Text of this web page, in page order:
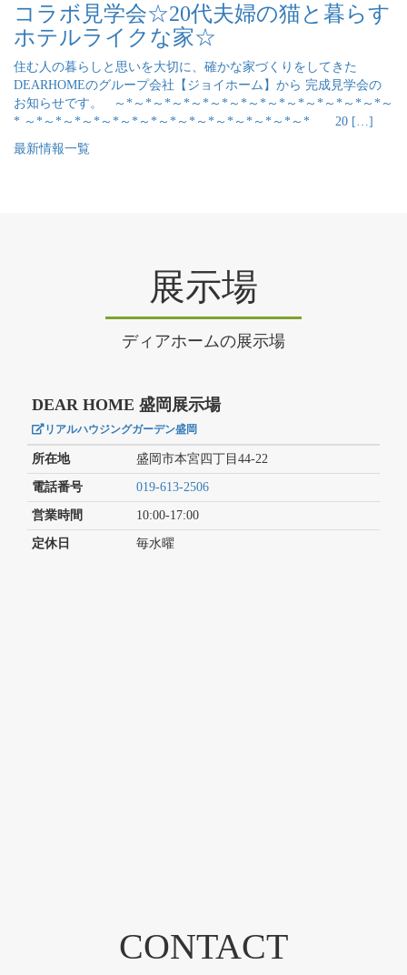
コラボ見学会☆20代夫婦の猫と暮らす
ホテルライクな家☆
住む人の暮らしと思いを大切に、確かな家づくりをしてきた
DEARHOMEのグループ会社【ジョイホーム】から 完成見学会の
お知らせです。 ～*～*～*～*～*～*～*～*～*～*～*～*～*～*～
* ～*～*～*～*～*～*～*～*～*～*～*～*～*～*～* 20 […]
最新情報一覧
展示場
ディアホームの展示場
DEAR HOME 盛岡展示場
リアルハウジングガーデン盛岡
所在地 盛岡市本宮四丁目44-22
電話番号 019-613-2506
営業時間 10:00-17:00
定休日 毎水曜
CONTACT